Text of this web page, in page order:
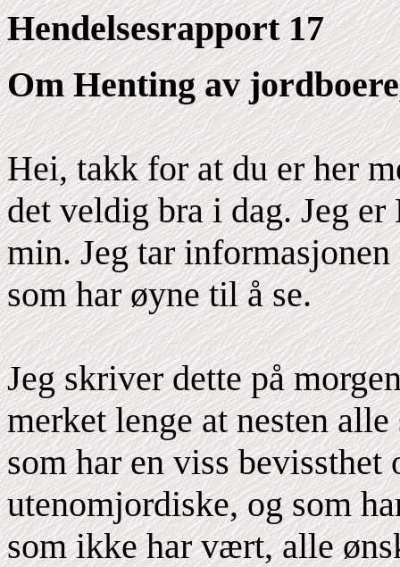
Hendelsesrapport 17
Om Henting av
Hei, takk for at du er her
det veldig bra i dag. Jeg
min. Jeg tar
som har øyne til å se.
Jeg skriver dette på
merket lenge at nesten
som har en viss bevissthet
utenomjordiske, og som
som ikke har vært, alle